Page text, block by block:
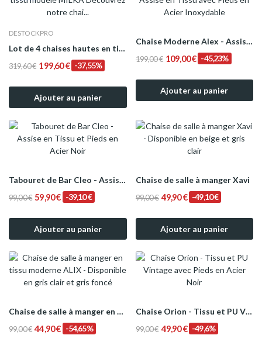
DESTOCKPRO
Lot de 4 chaises hautes en tissu modèle MILKA
319,60 € 199,60 € -37,55%
Ajouter au panier
Chaise Moderne Alex - Assise en Tissu avec...
199,00 € 109,00 € -45,23%
Ajouter au panier
Tabouret de Bar Cleo - Assise en Tissu et Pieds...
99,00 € 59,90 € -39,10 €
Ajouter au panier
Chaise de salle à manger Xavi
99,00 € 49,90 € -49,10 €
Ajouter au panier
Chaise de salle à manger en tissu moderne ALIX...
99,00 € 44,90 € -54,65%
Chaise Orion - Tissu et PU Vintage avec Pieds...
99,00 € 49,90 € -49,6%